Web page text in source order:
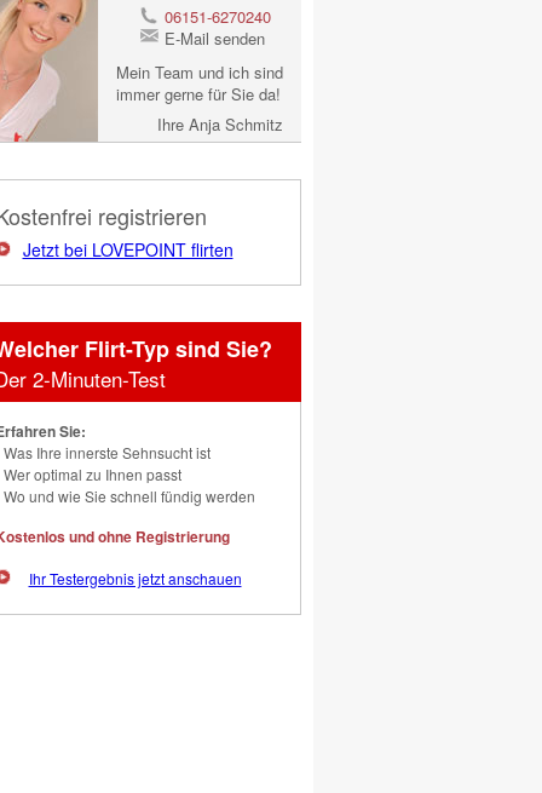
06151-6270240
E-Mail senden
Mein Team und ich sind
immer gerne für Sie da!
Ihre Anja Schmitz
registrieren
Jetzt bei LOVEPOINT flirten
Flirt-Typ sind Sie?
2-Minuten-Test
Sie:
Was Ihre innerste Sehnsucht ist
Wer optimal zu Ihnen passt
Wo und wie Sie schnell fündig werden
und ohne Registrierung
Ihr Testergebnis jetzt anschauen